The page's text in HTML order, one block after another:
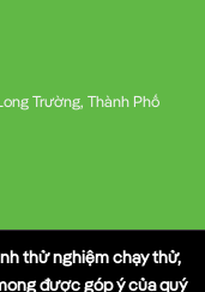
Trường, Thành Phố
thử nghiệm chạy thử,
được góp ý của quý